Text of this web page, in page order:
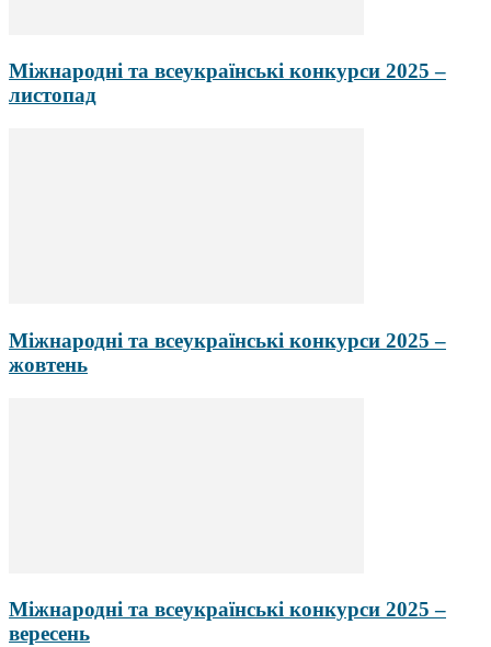
Міжнародні та всеукраїнські конкурси 2025 –
листопад
Міжнародні та всеукраїнські конкурси 2025 –
жовтень
Міжнародні та всеукраїнські конкурси 2025 –
вересень